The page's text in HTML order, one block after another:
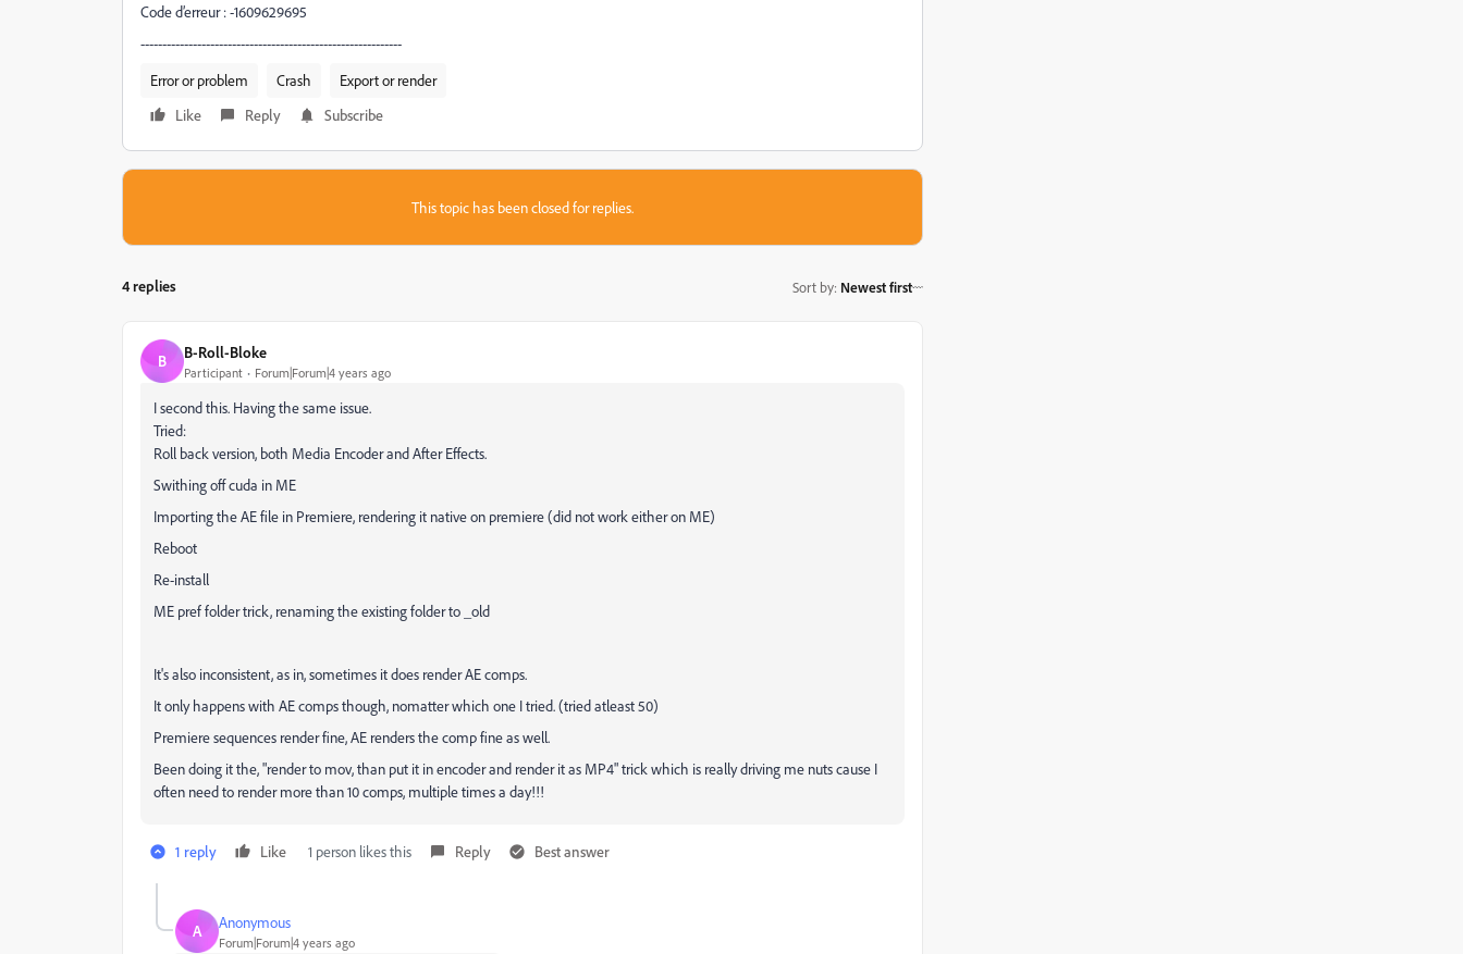
Code d’erreur : -1609629695
------------------------------------------------------------
Error or problem
Crash
Export or render
Like
Reply Subscribe
This topic has been closed for replies.
4 replies Sort by: Newest first
B B-Roll-Bloke
Participant Forum|Forum|4 years ago
I second this. Having the same issue.
Tried:
Roll back version, both Media Encoder and After Effects.
Swithing off cuda in ME
Importing the AE file in Premiere, rendering it native on premiere (did not work either on ME)
Reboot
Re-install
ME pref folder trick, renaming the existing folder to _old
It's also inconsistent, as in, sometimes it does render AE comps.
It only happens with AE comps though, nomatter which one I tried. (tried atleast 50)
Premiere sequences render fine, AE renders the comp fine as well.
Been doing it the, "render to mov, than put it in encoder and render it as MP4" trick which is really driving me nuts cause I
often need to render more than 10 comps, multiple times a day!!!
1 reply Like 1 person likes this Reply Best answer
A Anonymous
Forum|Forum|4 years ago